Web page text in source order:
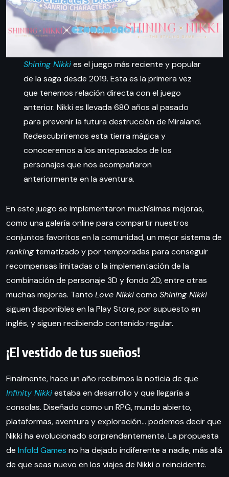
Shining Nikkies el juego más reciente y popular
de la saga desde 2019. Esta es la primera vez
que tenemos relación directa con el juego
anterior. Nikki es llevada 680 años al pasado
para prevenir la futura destrucción de Miraland.
Redescubriremos esta tierra mágica y
conoceremos a los antepasados de los
personajes que nos acompañaron
anteriormente en la aventura.
En este juego se implementaron muchísimas mejoras,
como una galería online para compartir nuestros
conjuntos favoritos en la comunidad, un mejor sistema de
ranking tematizado y por temporadas para conseguir
recompensas limitadas o la implementación de la
combinación de personaje 3D y fondo 2D, entre otras
muchas mejoras. Tanto Love Nikkicomo Shining Nikki
siguen disponibles en la Play Store, por supuesto en
inglés, y siguen recibiendo contenido regular.
¡El vestido de tus sueños!
Finalmente, hace un año recibimos la noticia de que
Infinity Nikkiestaba en desarrollo y que llegaría a
consolas. Diseñado como un RPG, mundo abierto,
plataformas, aventura y exploración… podemos decir que
Nikki ha evolucionado sorprendentemente. La propuesta
de Infold Games no ha dejado indiferente a nadie, más allá
de que seas nuevo en los viajes de Nikki o reincidente.